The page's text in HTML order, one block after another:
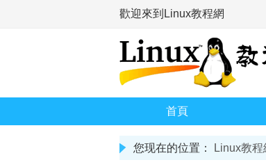
歡迎來到Linux教程網
首頁
您现在的位置： Linux教程